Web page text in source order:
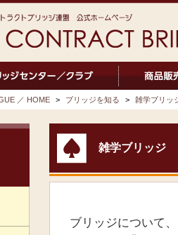
／ HOME > ブリッジを知る > 雑学ブリッ
雑学ブリッジ
ブリッジについて